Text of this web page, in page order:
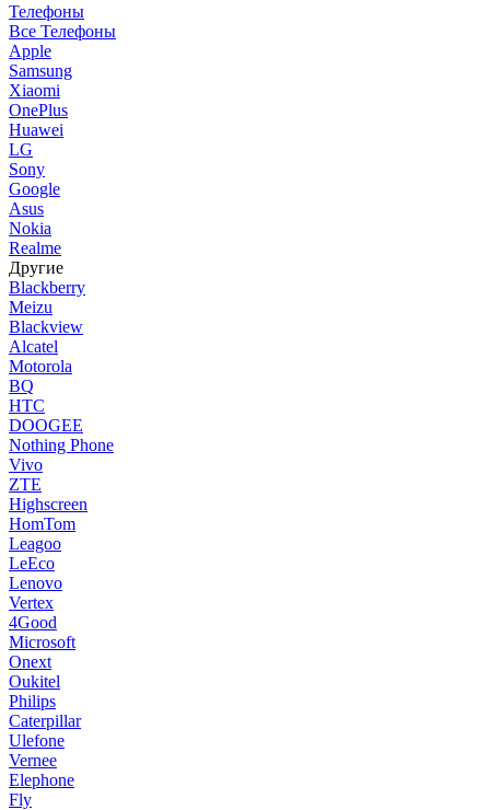
Телефоны
Все Телефоны
Apple
Samsung
Xiaomi
OnePlus
Huawei
LG
Sony
Google
Asus
Nokia
Realme
Другие
Blackberry
Meizu
Blackview
Alcatel
Motorola
BQ
HTC
DOOGEE
Nothing Phone
Vivo
ZTE
Highscreen
HomTom
Leagoo
LeEco
Lenovo
Vertex
4Good
Microsoft
Onext
Oukitel
Philips
Caterpillar
Ulefone
Vernee
Elephone
Fly